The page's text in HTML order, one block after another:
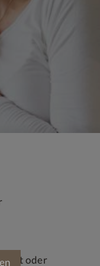
oder